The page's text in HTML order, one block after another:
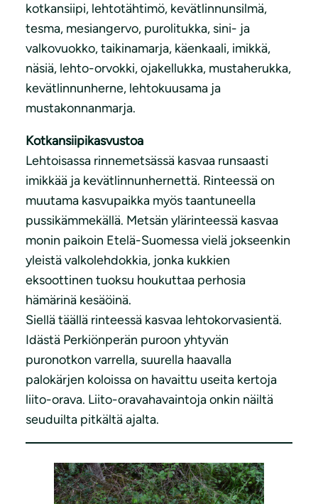
kotkansiipi, lehtotähtimö, kevätlinnunsilmä,
tesma, mesiangervo, purolitukka, sini- ja
valkovuokko, taikinamarja, käenkaali, imikkä,
näsiä, lehto-orvokki, ojakellukka, mustaherukka,
kevätlinnunherne, lehtokuusama ja
mustakonnanmarja.
Kotkansiipikasvustoa
Lehtoisassa rinnemetsässä kasvaa runsaasti
imikkää ja kevätlinnunhernettä. Rinteessä on
muutama kasvupaikka myös taantuneella
pussikämmekällä. Metsän ylärinteessä kasvaa
monin paikoin Etelä-Suomessa vielä jokseenkin
yleistä valkolehdokkia, jonka kukkien
eksoottinen tuoksu houkuttaa perhosia
hämärinä kesäöinä.
Siellä täällä rinteessä kasvaa lehtokorvasientä.
Idästä Perkiönperän puroon yhtyvän
puronotkon varrella, suurella haavalla
palokärjen koloissa on havaittu useita kertoja
liito-orava. Liito-oravahavaintoja onkin näiltä
seuduilta pitkältä ajalta.